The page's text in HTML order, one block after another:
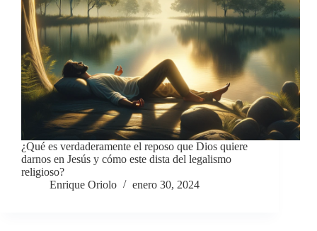
¿Qué es verdaderamente el reposo que Dios quiere
darnos en Jesús y cómo este dista del legalismo
religioso?
Enrique Oriolo
enero 30, 2024